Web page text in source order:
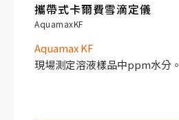
攜帶式卡爾費雪滴定儀
AquamaxKF
Aquamax KF
現場測定溶液樣品中ppm水分。